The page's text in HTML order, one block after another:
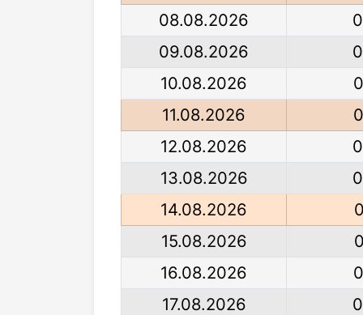
08.08.2026
09.08.2026
10.08.2026
11.08.2026
12.08.2026
13.08.2026
14.08.2026
15.08.2026
16.08.2026
17.08.2026